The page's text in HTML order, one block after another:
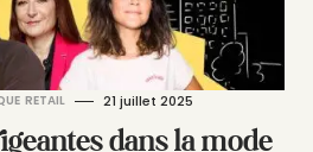
RETAIL 21 juillet 2025
dans la mode